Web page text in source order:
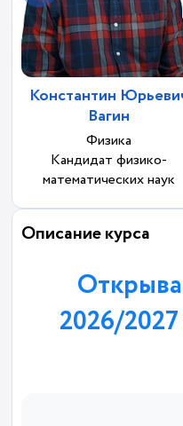
Константин
Вагин
Физика
Кандидат физико-
математических наук
Описание курса
2026/